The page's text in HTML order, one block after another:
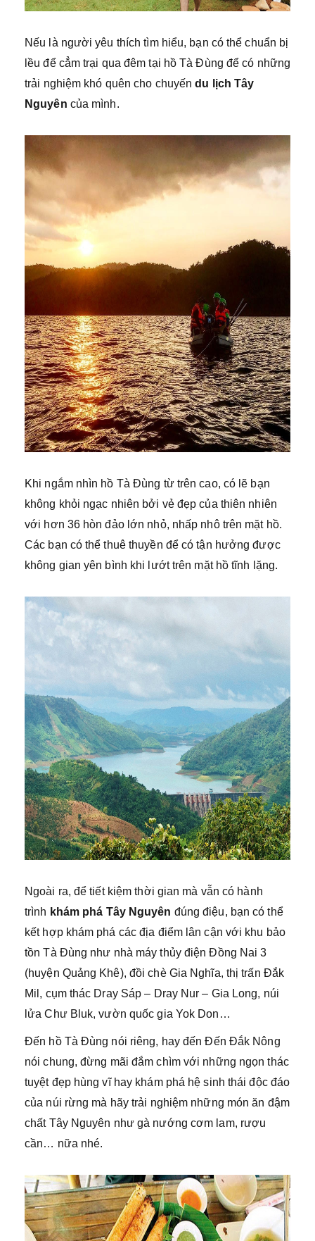
Nếu là người yêu thích tìm hiểu, bạn có thể chuẩn bị
lều để cẳm trại qua đêm tại hồ Tà Đùng để có những
trải nghiệm khó quên cho chuyếndu lịch Tây
Nguyên của mình.
Khi ngắm nhìn hồ Tà Đùng từ trên cao, có lẽ bạn
không khỏi ngạc nhiên bởi vẻ đẹp của thiên nhiên
với hơn 36 hòn đảo lớn nhỏ, nhấp nhô trên mặt hồ.
Các bạn có thể thuê thuyền để có tận hưởng được
không gian yên bình khi lướt trên mặt hồ tĩnh lặng.
Ngoài ra, để tiết kiệm thời gian mà vẫn có hành
trình khám phá Tây Nguyên đúng điệu, bạn có thể
kết hợp khám phá các địa điểm lân cận với khu bảo
tồn Tà Đùng như nhà máy thủy điện Đồng Nai 3
(huyện Quảng Khê), đồi chè Gia Nghĩa, thị trấn Đắk
Mil, cụm thác Dray Sáp – Dray Nur – Gia Long, núi
lửa Chư Bluk, vườn quốc gia Yok Don…
Đến hồ Tà Đùng nói riêng, hay đến Đến Đắk Nông
nói chung, đừng mãi đắm chìm với những ngọn thác
tuyệt đẹp hùng vĩ hay khám phá hệ sinh thái độc đáo
của núi rừng mà hãy trải nghiệm những món ăn đậm
chất Tây Nguyên như gà nướng cơm lam, rượu
cần… nữa nhé.